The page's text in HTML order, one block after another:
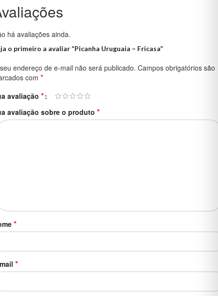
há avaliações ainda.
o primeiro a avaliar “Picanha Uruguaia – Fricasa”
endereço de e-mail não será publicado. Campos obrigatórios são
com *
avaliação *
avaliação sobre o produto *
*
*